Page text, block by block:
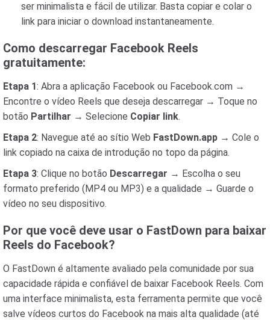
ser minimalista e fácil de utilizar. Basta copiar e colar o
link para iniciar o download instantaneamente.
Como descarregar Facebook Reels
gratuitamente:
Etapa 1: Abra a aplicação Facebook ou Facebook.com →
Encontre o vídeo Reels que deseja descarregar → Toque no
botão Partilhar → Selecione Copiar link.
Etapa 2: Navegue até ao sítio Web FastDown.app → Cole o
link copiado na caixa de introdução no topo da página.
Etapa 3: Clique no botão Descarregar → Escolha o seu
formato preferido (MP4 ou MP3) e a qualidade → Guarde o
vídeo no seu dispositivo.
Por que você deve usar o FastDown para baixar
Reels do Facebook?
O FastDown é altamente avaliado pela comunidade por sua
capacidade rápida e confiável de baixar Facebook Reels. Com
uma interface minimalista, esta ferramenta permite que você
salve vídeos curtos do Facebook na mais alta qualidade (até